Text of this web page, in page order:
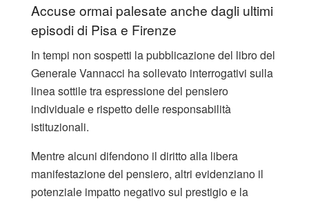
Accuse ormai palesate anche dagli ultimi
episodi di Pisa e Firenze
In tempi non sospetti la pubblicazione del libro del
Generale Vannacci ha sollevato interrogativi sulla
linea sottile tra espressione del pensiero
individuale e rispetto delle responsabilità
istituzionali.
Mentre alcuni difendono il diritto alla libera
manifestazione del pensiero, altri evidenziano il
potenziale impatto negativo sul prestigio e la